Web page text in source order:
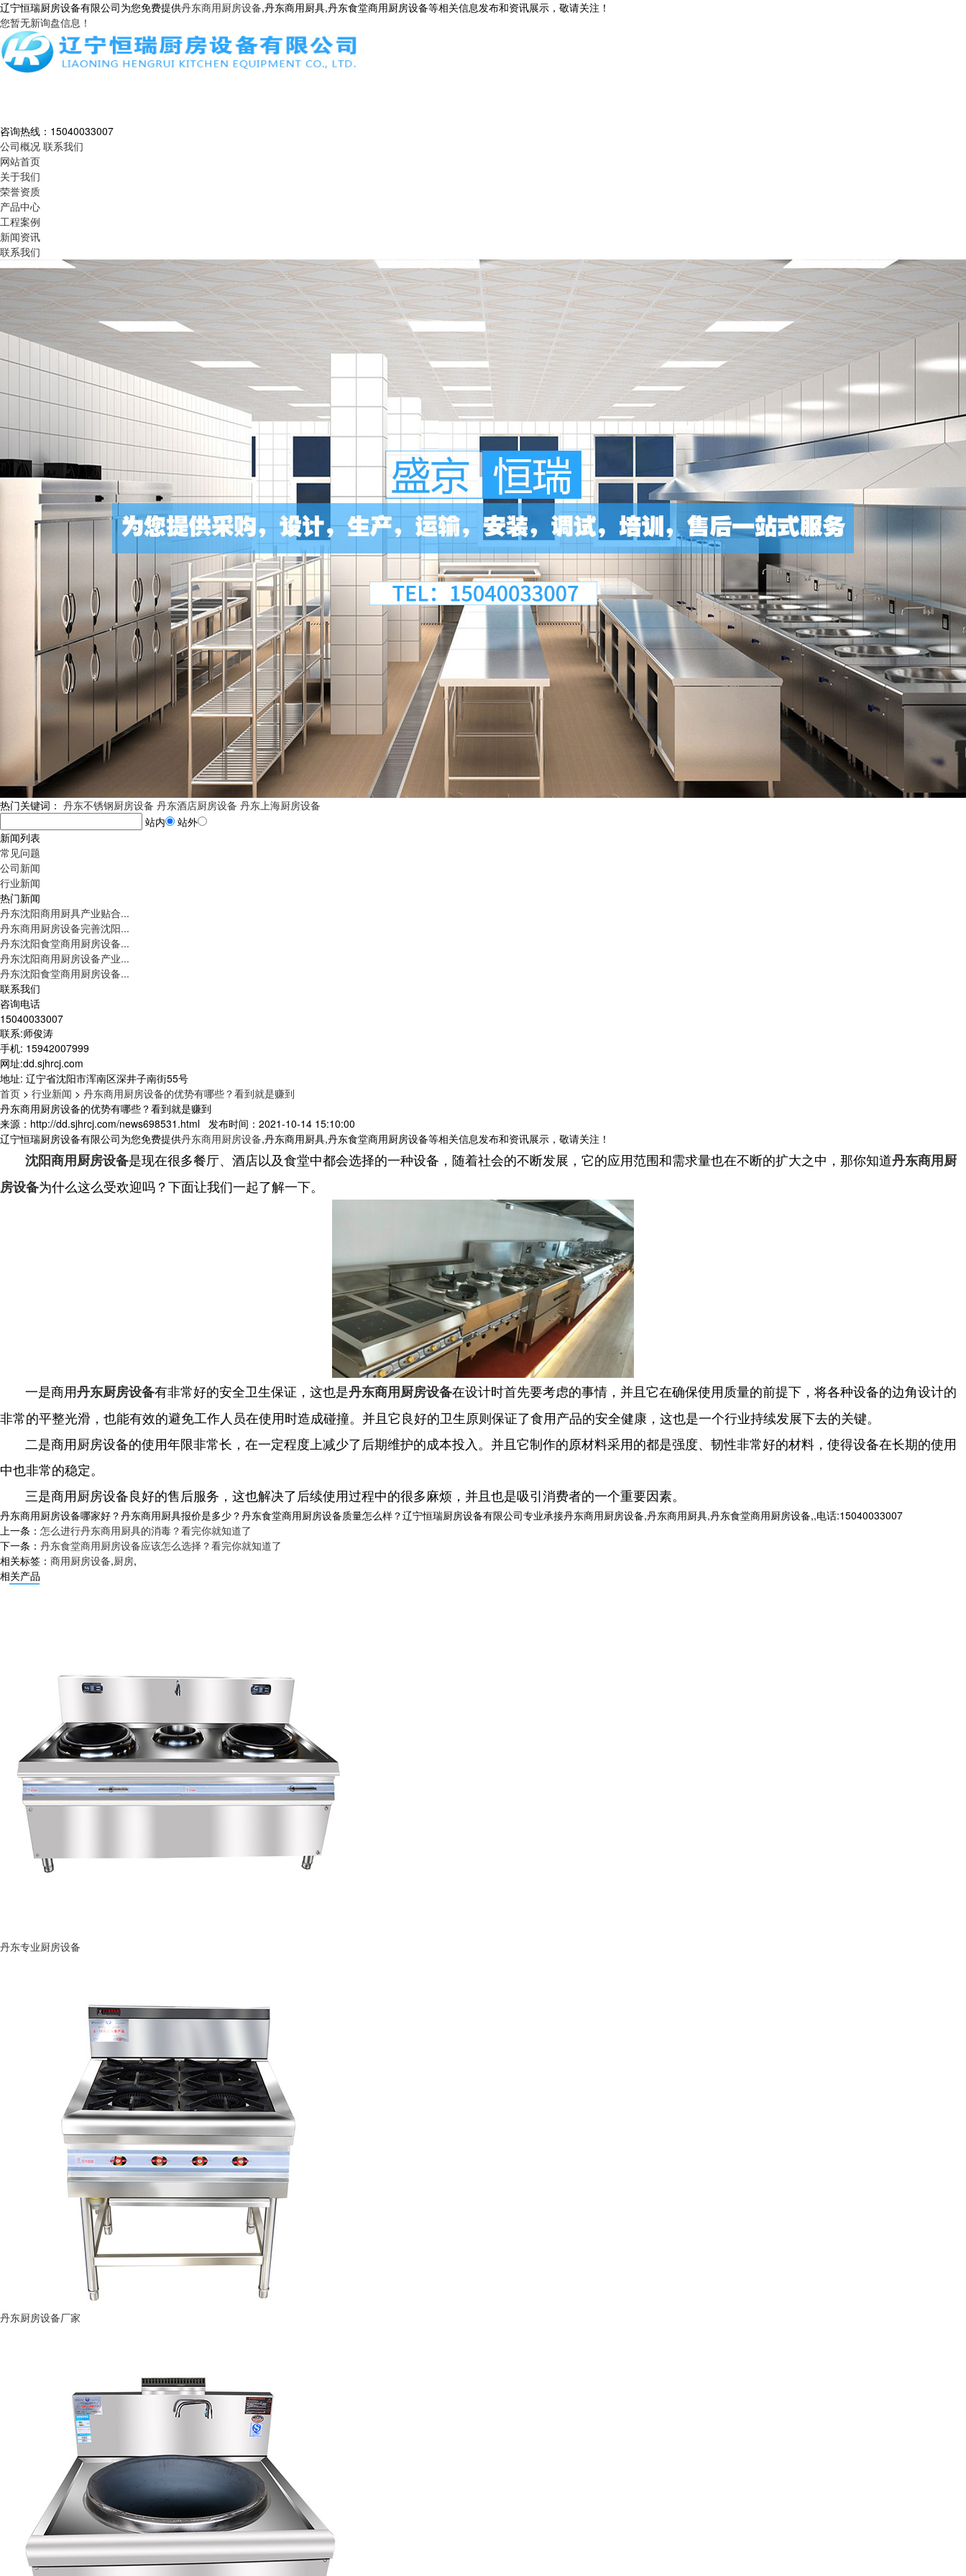
辽宁恒瑞厨房设备有限公司为您免费提供丹东商用厨房设备,丹东商用厨具,丹东食堂商用厨房设备等相关信息发布和资讯展示，敬请关注！
您暂无新询盘信息！
咨询热线： 15040033007
公司概况 联系我们
网站首页
关于我们
荣誉资质
产品中心
工程案例
新闻资讯
联系我们
热门关键词： 丹东不锈钢厨房设备 丹东酒店厨房设备 丹东上海厨房设备
站内
站外
新闻列表
常见问题
公司新闻
行业新闻
热门新闻
丹东沈阳商用厨具产业贴合...
丹东商用厨房设备完善沈阳...
丹东沈阳食堂商用厨房设备...
丹东沈阳商用厨房设备产业...
丹东沈阳食堂商用厨房设备...
联系我们
咨询电话
15040033007
联系:师俊涛
手机: 15942007999
网址:dd.sjhrcj.com
地址: 辽宁省沈阳市浑南区深井子南街55号
首页 > 行业新闻 > 丹东商用厨房设备的优势有哪些？看到就是赚到
丹东商用厨房设备的优势有哪些？看到就是赚到
来源：http://dd.sjhrcj.com/news698531.html 发布时间：2021-10-14 15:10:00
辽宁恒瑞厨房设备有限公司为您免费提供丹东商用厨房设备,丹东商用厨具,丹东食堂商用厨房设备等相关信息发布和资讯展示，敬请关注！
沈阳商用厨房设备是现在很多餐厅、酒店以及食堂中都会选择的一种设备，随着社会的不断发展，它的应用范围和需求量也在不断的扩大之中，那你知道丹东商用厨
房设备为什么这么受欢迎吗？下面让我们一起了解一下。
一是商用丹东厨房设备有非常好的安全卫生保证，这也是丹东商用厨房设备在设计时首先要考虑的事情，并且它在确保使用质量的前提下，将各种设备的边角设计的
非常的平整光滑，也能有效的避免工作人员在使用时造成碰撞。并且它良好的卫生原则保证了食用产品的安全健康，这也是一个行业持续发展下去的关键。
二是商用厨房设备的使用年限非常长，在一定程度上减少了后期维护的成本投入。并且它制作的原材料采用的都是强度、韧性非常好的材料，使得设备在长期的使用
中也非常的稳定。
三是商用厨房设备良好的售后服务，这也解决了后续使用过程中的很多麻烦，并且也是吸引消费者的一个重要因素。
丹东商用厨房设备哪家好？丹东商用厨具报价是多少？丹东食堂商用厨房设备质量怎么样？辽宁恒瑞厨房设备有限公司专业承接丹东商用厨房设备,丹东商用厨具,丹东食堂商用厨房设备,,电话:15040033007
上一条： 怎么进行丹东商用厨具的消毒？看完你就知道了
下一条： 丹东食堂商用厨房设备应该怎么选择？看完你就知道了
相关标签： 商用厨房设备,厨房,
相关产品
丹东专业厨房设备
丹东厨房设备厂家